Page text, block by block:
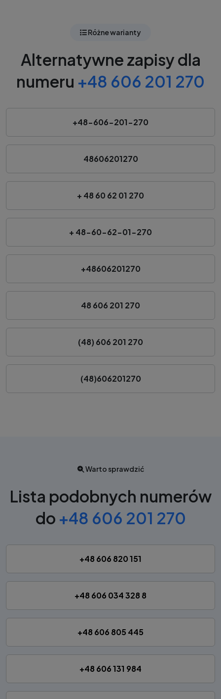
Różne warianty
Alternatywne zapisy dla
numeru +48 606 201 270
+48-606-201-270
48606201270
+ 48 60 62 01 270
+ 48-60-62-01-270
+48606201270
48 606 201 270
(48) 606 201 270
(48)606201270
Warto sprawdzić
Lista podobnych numerów
do +48 606 201 270
+48 606 820 151
+48 606 034 328 8
+48 606 805 445
+48 606 131 984